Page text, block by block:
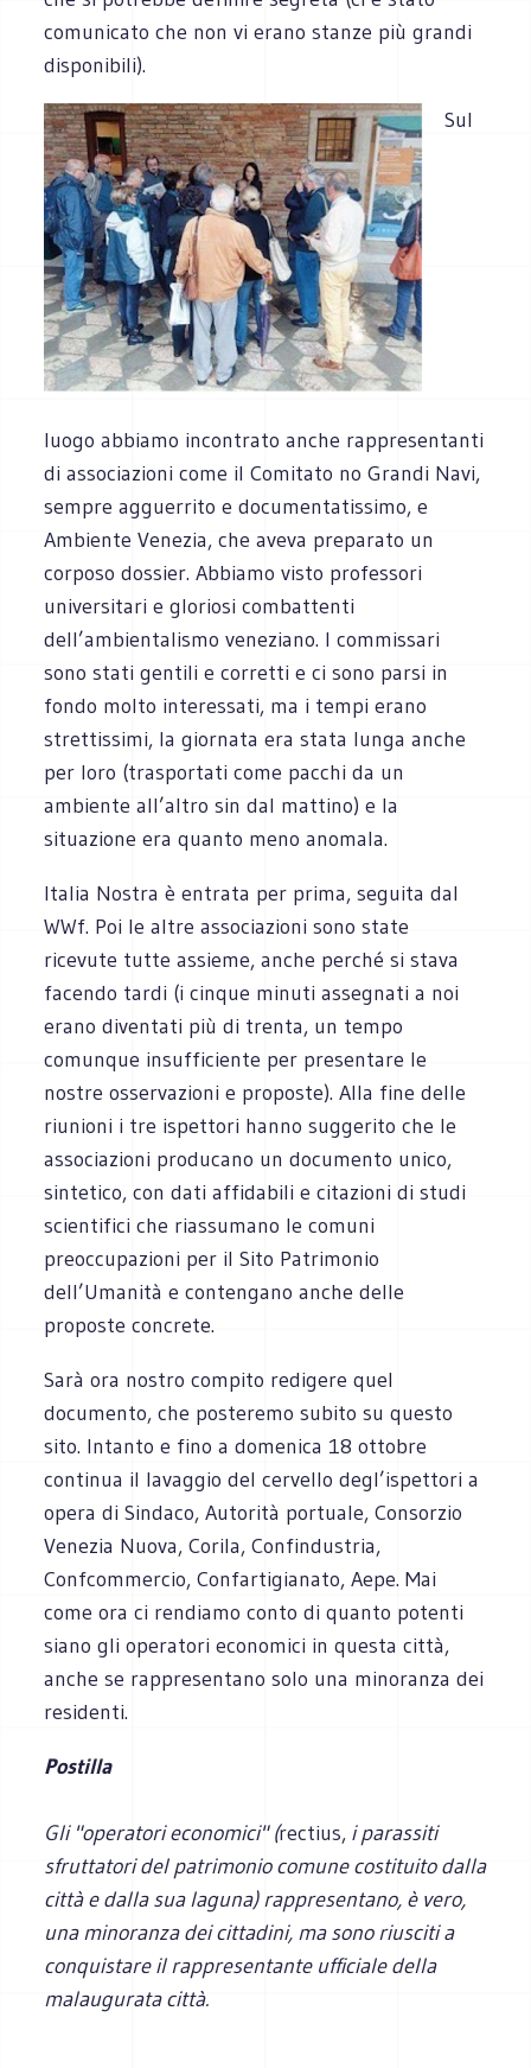
comunicato che non vi erano stanze più grandi
disponibili).
Sul
luogo abbiamo incontrato anche rappresentanti
di associazioni come il Comitato no Grandi Navi,
sempre agguerrito e documentatissimo, e
Ambiente Venezia, che aveva preparato un
corposo dossier. Abbiamo visto professori
universitari e gloriosi combattenti
dell’ambientalismo veneziano. I commissari
sono stati gentili e corretti e ci sono parsi in
fondo molto interessati, ma i tempi erano
strettissimi, la giornata era stata lunga anche
per loro (trasportati come pacchi da un
ambiente all’altro sin dal mattino) e la
situazione era quanto meno anomala.
Italia Nostra è entrata per prima, seguita dal
WWf. Poi le altre associazioni sono state
ricevute tutte assieme, anche perché si stava
facendo tardi (i cinque minuti assegnati a noi
erano diventati più di trenta, un tempo
comunque insufficiente per presentare le
nostre osservazioni e proposte). Alla fine delle
riunioni i tre ispettori hanno suggerito che le
associazioni producano un documento unico,
sintetico, con dati affidabili e citazioni di studi
scientifici che riassumano le comuni
preoccupazioni per il Sito Patrimonio
dell’Umanità e contengano anche delle
proposte concrete.
Sarà ora nostro compito redigere quel
documento, che posteremo subito su questo
sito. Intanto e fino a domenica 18 ottobre
continua il lavaggio del cervello degl’ispettori a
opera di Sindaco, Autorità portuale, Consorzio
Venezia Nuova, Corila, Confindustria,
Confcommercio, Confartigianato, Aepe. Mai
come ora ci rendiamo conto di quanto potenti
siano gli operatori economici in questa città,
anche se rappresentano solo una minoranza dei
residenti.
Postilla
Gli "operatori economici" (rectius, i parassiti
sfruttatori del patrimonio comune costituito dalla
città e dalla sua laguna) rappresentano, è vero,
una minoranza dei cittadini, ma sono riusciti a
conquistare il rappresentante ufficiale della
malaugurata città.